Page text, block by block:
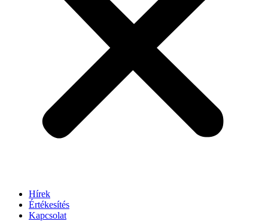
Hírek
Értékesítés
Kapcsolat